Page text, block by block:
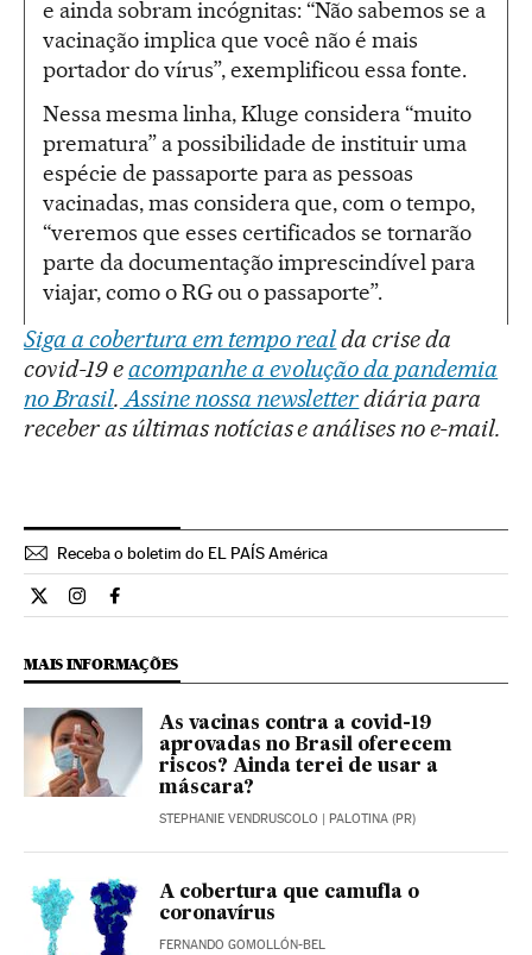
e ainda sobram incógnitas: “Não sabemos se a
vacinação implica que você não é mais
portador do vírus”, exemplificou essa fonte.
Nessa mesma linha, Kluge considera “muito
prematura” a possibilidade de instituir uma
espécie de passaporte para as pessoas
vacinadas, mas considera que, com o tempo,
“veremos que esses certificados se tornarão
parte da documentação imprescindível para
viajar, como o RG ou o passaporte”.
Siga a cobertura em tempo realda crise da
covid-19 eacompanhe a evolução da pandemia
no Brasil. Assine nossa newsletterdiária para
receber as últimas notícias e análises no e-mail.
Receba o boletim do EL PAÍS América
Internacional El País Brasil en Twitter
Internacional El País Brasil en Instagram
Internacional El País Brasil en Facebook
MAIS INFORMAÇÕES
As vacinas contra a covid-19
aprovadas no Brasil oferecem
riscos? Ainda terei de usar a
máscara?
STEPHANIE VENDRUSCOLO | PALOTINA (PR)
A cobertura que camufla o
coronavírus
FERNANDO GOMOLLÓN-BEL